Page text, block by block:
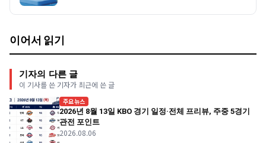
이어서 읽기
기자의 다른 글
이 기사를 쓴 기자가 최근에 쓴 글
주요뉴스
2026년 8월 13일 KBO 경기 일정·전체 프리뷰, 주중 5경기
관전 포인트
2026.08.06